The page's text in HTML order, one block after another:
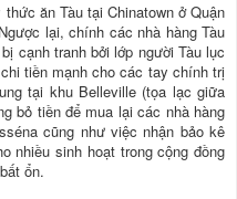
ăn Tàu tại Chinatown ở Quận
lại, chính các nhà hàng Tàu
cạnh tranh bởi lớp người Tàu lục
tiền mạnh cho các tay chính trị
tại khu Belleville (tọa lạc giữa
bỏ tiền để mua lại các nhà hàng
cũng như việc nhận bảo kê
nhiều sinh hoạt trong cộng đồng
ổn.